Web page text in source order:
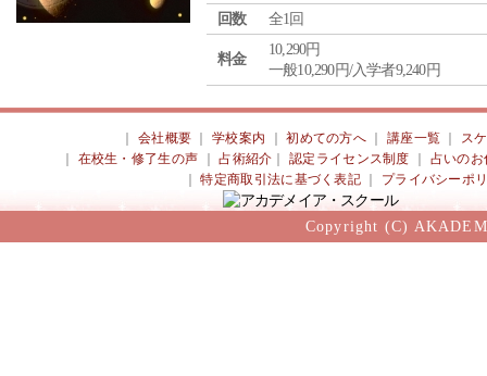
回数
全1回
料金
10,290円
一般10,290円/入学者9,240円
会社概要 ｜学校案内 ｜初めての方へ 講座一覧
ス
在校生・修了生の声 ｜占術紹介 ｜認定ライセンス制度
占いのお
｜特定商取引法に基づく表記 プライバシーポ
Copyright (C)